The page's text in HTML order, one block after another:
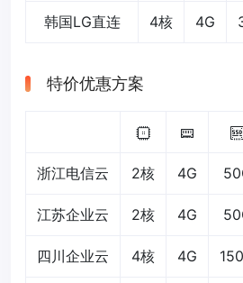
韩国LG直连 4核 4G
特价优惠方案
浙江电信云 2核 4G
江苏企业云 2核 4G
四川企业云 4核 4G